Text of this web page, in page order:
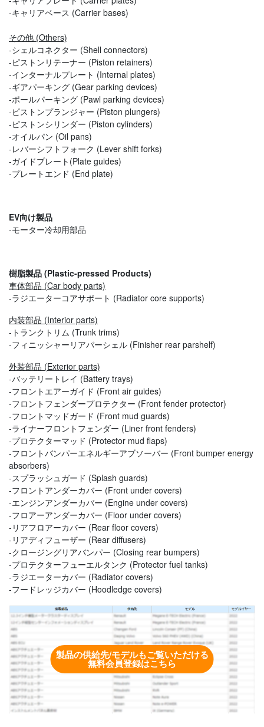
-キャリアベース (Carrier bases)
その他 (Others)
-シェルコネクター (Shell connectors)
-ピストンリテーナー (Piston retainers)
-インターナルプレート (Internal plates)
-ギアパーキング (Gear parking devices)
-ポールパーキング (Pawl parking devices)
-ピストンプランジャー (Piston plungers)
-ピストンシリンダー (Piston cylinders)
-オイルパン (Oil pans)
-レバーシフトフォーク (Lever shift forks)
-ガイドプレート(Plate guides)
-プレートエンド (End plate)
EV向け製品
-モーター冷却用部品
樹脂製品 (Plastic-pressed Products)
車体部品 (Car body parts)
-ラジエーターコアサポート (Radiator core supports)
内装部品 (Interior parts)
-トランクトリム (Trunk trims)
-フィニッシャーリアパーシェル (Finisher rear parshelf)
外装部品 (Exterior parts)
-バッテリートレイ (Battery trays)
-フロントエアーガイド (Front air guides)
-フロントフェンダープロテクター (Front fender protector)
-フロントマッドガード (Front mud guards)
-ライナーフロントフェンダー (Liner front fenders)
-プロテクターマッド (Protector mud flaps)
-フロントバンパーエネルギーアブソーバー (Front bumper energy
absorbers)
-スプラッシュガード (Splash guards)
-フロントアンダーカバー (Front under covers)
-エンジンアンダーカバー (Engine under covers)
-フロアーアンダーカバー (Floor under covers)
-リアフロアーカバー (Rear floor covers)
-リアディフューザー (Rear diffusers)
-クロージングリアバンパー (Closing rear bumpers)
-プロテクターフューエルタンク (Protector fuel tanks)
-ラジエーターカバー (Radiator covers)
-フードレッジカバー (Hoodledge covers)
製品の供給先/モデルもご覧いただける
無料会員登録はこちら